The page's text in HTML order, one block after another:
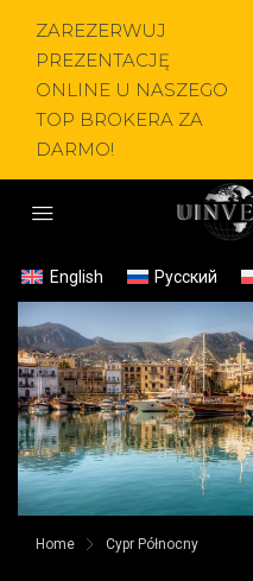
ZAREZERWUJ
PREZENTACJĘ
ONLINE U NASZEGO
TOP BROKERA ZA
DARMO!
English Русский
Home Cypr Północny